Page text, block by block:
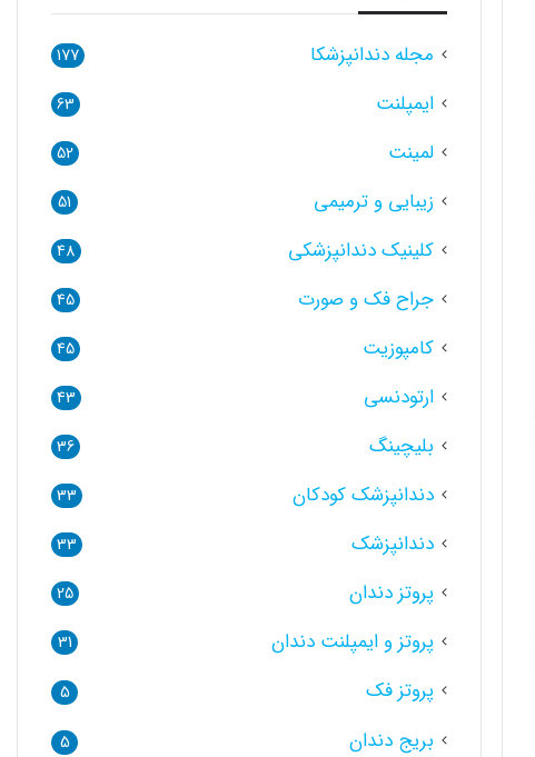
مجله دندانپزشکا 177
ایمپلنت 63
لمینت 52
زیبایی و ترمیمی 51
کلینیک دندانپزشکی 48
جراح فک و صورت 45
کامپوزیت 45
ارتودنسی 43
بلیچینگ 36
دندانپزشک کودکان 33
دندانپزشک 33
پروتز دندان 25
پروتز و ایمپلنت دندان 31
پروتز فک 5
بریج دندان 5